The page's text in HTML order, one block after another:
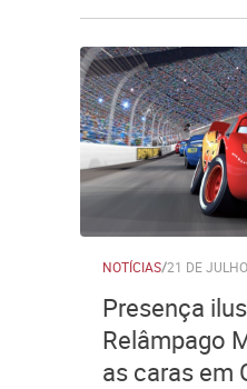
NOTÍCIAS/21 DE
Presença
Relâmpago
as caras em